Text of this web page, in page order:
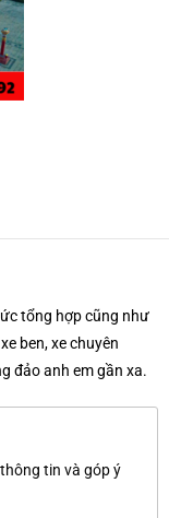
tổng hợp cũng như
ben, xe chuyên
đảo anh em gần xa.
tin và góp ý